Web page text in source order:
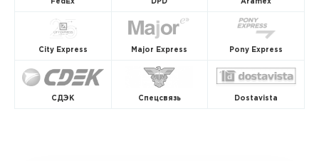
FedEx DPD Aramex
City Express Major Express Pony Express
СДЭК Спецсвязь Dostavista